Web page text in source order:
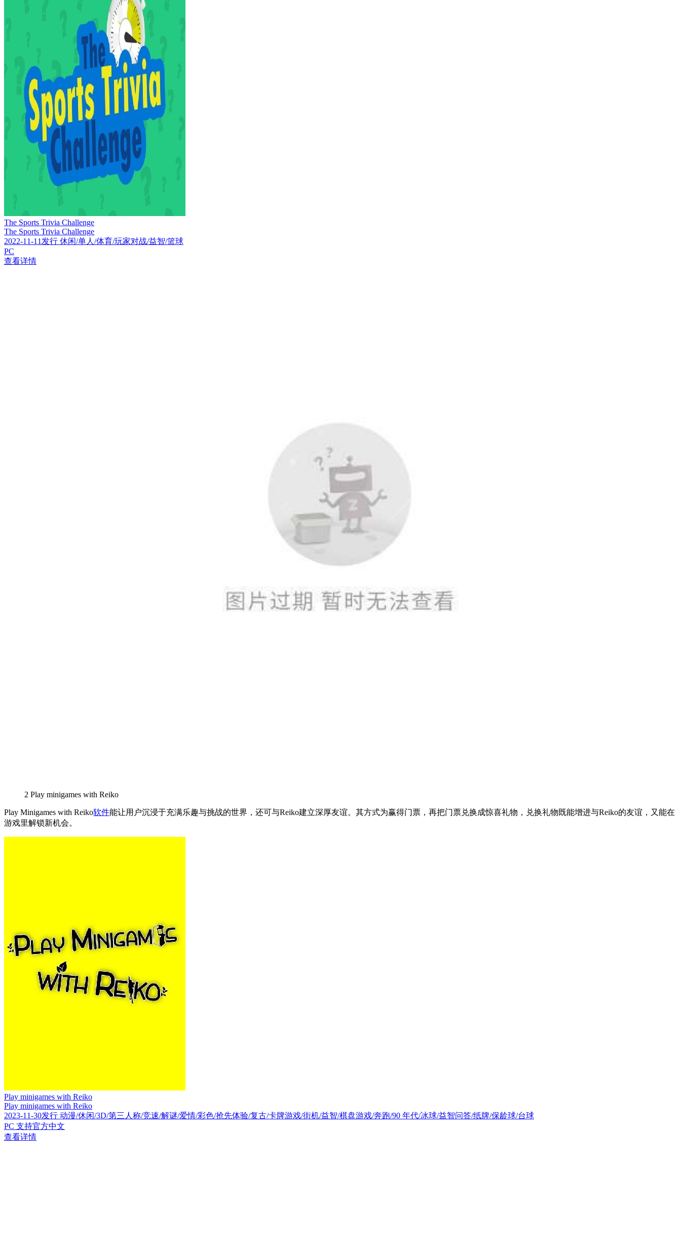
The Sports Trivia Challenge
The Sports Trivia Challenge
2022-11-11发行 休闲/单人/体育/玩家对战/益智/篮球
PC
查看详情
2 Play minigames with Reiko
Play Minigames with Reiko软件能让用户沉浸于充满乐趣与挑战的世界，还可与Reiko建立深厚友谊。其方式为赢得门票，再把门票兑换成惊喜礼物，兑换礼物既能增进与Reiko的友谊，又能在
游戏里解锁新机会。
Play minigames with Reiko
Play minigames with Reiko
2023-11-30发行 动漫/休闲/3D/第三人称/竞速/解谜/爱情/彩色/抢先体验/复古/卡牌游戏/街机/益智/棋盘游戏/奔跑/90 年代/冰球/益智问答/纸牌/保龄球/台球
PC 支持官方中文
查看详情